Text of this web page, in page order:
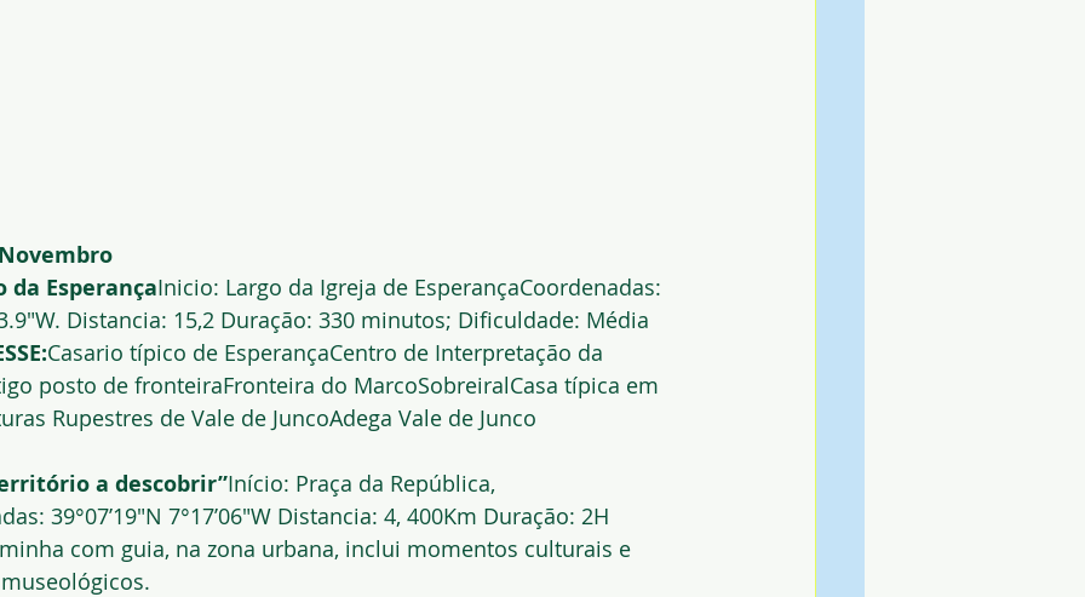
da EsperançaInicio: Largo da Igreja de EsperançaCoordenadas:
Distancia: 15,2 Duração: 330 minutos; Dificuldade: Média
Casario típico de EsperançaCentro de Interpretação da
posto de fronteiraFronteira do MarcoSobreiralCasa típica em
Rupestres de Vale de JuncoAdega Vale de Junco
a descobrir”Início: Praça da República,
39°07’19″N 7°17’06″W Distancia: 4, 400Km Duração: 2H
com guia, na zona urbana, inclui momentos culturais e